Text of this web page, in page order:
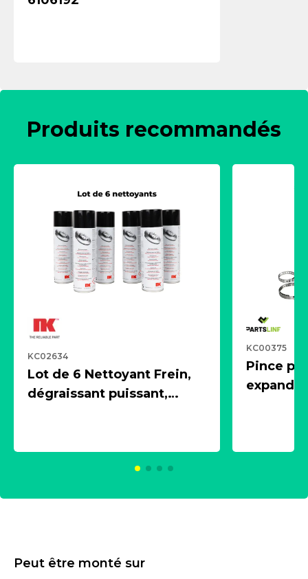
Produits recommandés
KC02634
Lot de 6 Nettoyant Frein,
dégraissant puissant,
KC00375
Pince
Peut être monté sur